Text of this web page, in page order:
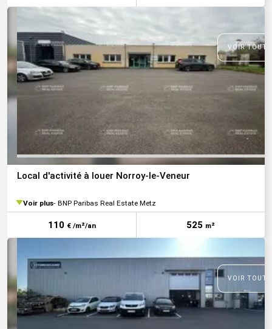
VOIR
Local d'activité à louer Norroy-le-Veneur
Voir plus BNP Paribas Real Estate Metz
110 € /m²/an 525 m²
VOIR